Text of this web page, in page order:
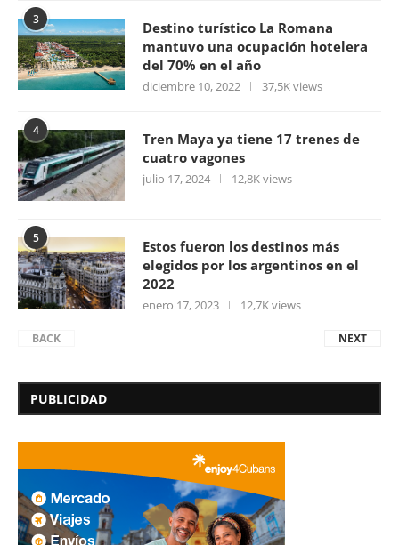
3
Destino turístico La Romana
mantuvo una ocupación hotelera
del 70% en el año
diciembre 10, 2022 37,5K views
4
Tren Maya ya tiene 17 trenes de
cuatro vagones
julio 17, 2024 12,8K views
5
Estos fueron los destinos más
elegidos por los argentinos en el
2022
enero 17, 2023 12,7K views
BACK NEXT
PUBLICIDAD